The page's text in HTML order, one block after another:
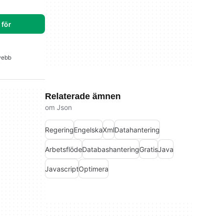
för
Relaterade ämnen
om Json
RegeringEngelskaXmlDatahantering
ArbetsflödeDatabashanteringGratisJava
JavascriptOptimera